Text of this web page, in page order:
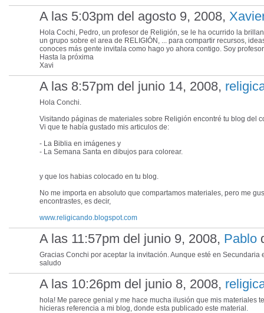
A las 5:03pm del agosto 9, 2008,
Hola Cochi, Pedro, un profesor de Religión, se le ha ocurrido la
un grupo sobre el area de RELIGIÓN, ... para compartir recursos,
conoces más gente invitala como hago yo ahora contigo. Soy
Hasta la próxima
Xavi
A las 8:57pm del junio 14, 2008,
Hola Conchi.
Visitando páginas de materiales sobre Religión encontré tu blog del
Vi que te había gustado mis articulos de:
- La Biblia en imágenes y
- La Semana Santa en dibujos para colorear.
y que los habias colocado en tu blog.
No me importa en absoluto que compartamos materiales, pero me
encontrastes, es decir,
www.religicando.blogspot.com
A las 11:57pm del junio 9, 2008, Pablo
Gracias Conchi por aceptar la invitación. Aunque esté en
saludo
A las 10:26pm del junio 8, 2008,
hola! Me parece genial y me hace mucha ilusión que mis materiales
hicieras referencia a mi blog, donde esta publicado este material.